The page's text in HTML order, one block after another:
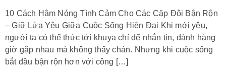
10 Cách Hâm Nóng Tình Cảm Cho Các Cặp Đôi Bận Rộn
– Giữ Lửa Yêu Giữa Cuộc Sống Hiện Đại Khi mới yêu,
người ta có thể thức tới khuya chỉ để nhắn tin, dành hàng
giờ gặp nhau mà không thấy chán. Nhưng khi cuộc sống
bắt đầu bận rộn hơn với công […]